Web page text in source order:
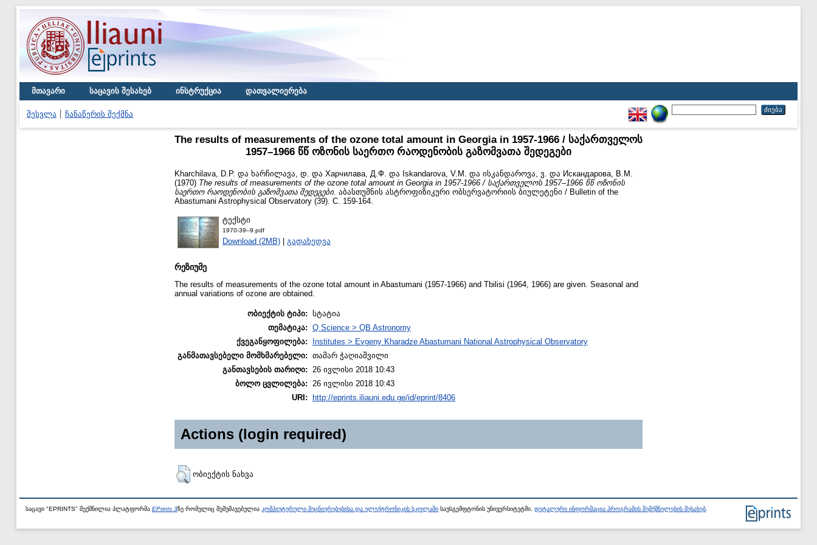
მთავარი საცავის შესახებ ინსტრუქცია დათვალიერება
შესვლა ჩანაწერის შექმნა
The results of measurements of the ozone total amount in Georgia in 1957-1966 / საქართველოს
1957–1966 წწ ოზონის საერთო რაოდენობის გაზომვათა შედეგები
Kharchilava, D.P. და ხარჩილავა, დ. და Харчилава, Д.Ф. და Iskandarova, V.M. და ისკანდაროვა, ვ. და Искандарова, В.М.
(1970) The results of measurements of the ozone total amount in Georgia in 1957-1966 / საქართველოს 1957–1966 წწ ოზონის
საერთო რაოდენობის გაზომვათა შედეგები. აბასთუმნის ასტროფიზიკური ობსერვატორიის ბიულეტენი / Bulletin of the
Abastumani Astrophysical Observatory (39). С. 159-164.
ტექსტი
1970-39–9.pdf
Download (2MB) | გადახედვა
რეზიუმე
The results of measurements of the ozone total amount in Abastumani (1957-1966) and Tbilisi (1964, 1966) are given. Seasonal and
annual variations of ozone are obtained.
ობიექტის ტიპი: სტატია
თემატიკა: Q Science > QB Astronomy
ქვეგანყოფილება:
Institutes > Evgeny Kharadze Abastumani National Astrophysical Observatory
განმათავსებელი მომხმარებელი: თამარ ჭაღიაშვილი
განთავსების თარიღი:
26 ივლისი 2018 10:43
ბოლო ცვლილება:
26 ივლისი 2018 10:43
URI:
http://eprints.iliauni.edu.ge/id/eprint/8406
Actions (login required)
ობიექტის ნახვა
საცავი "EPRINTS" შექმნილია პლატფორმა EPrints 3ზე რომელიც შემუშავებულია კომპიუტერული მეცნიერებებისა და ელექტრონიკის სკოლაში საუსგემფტონის უნივერსიტეტში. დეტალური ინფორმაცია პროგრამის შემქმნელების შესახებ